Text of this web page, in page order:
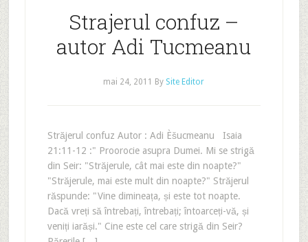
Strajerul confuz –
autor Adi Tucmeanu
mai 24, 2011 By Site Editor
Străjerul confuz Autor : Adi Èšucmeanu Isaia
21:11-12 :" Proorocie asupra Dumei. Mi se strigă
din Seir: "Străjerule, cât mai este din noapte?"
"Străjerule, mai este mult din noapte?" Străjerul
răspunde: "Vine dimineața, și este tot noapte.
Dacă vreți să întrebați, întrebați; întoarceți-vă, și
veniți iarăși." Cine este cel care strigă din Seir?